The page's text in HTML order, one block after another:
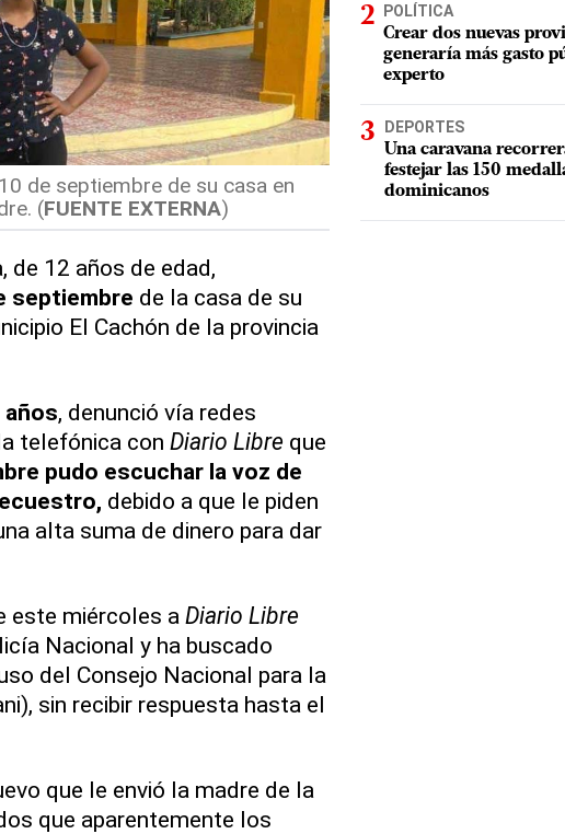
de septiembre de su casa en
(FUENTE EXTERNA)
de 12 años de edad,
septiembre de la casa de su
El Cachón de la provincia
años, denunció vía redes
telefónica con Diario Libre que
pudo escuchar la voz de
debido a que le piden
alta suma de dinero para dar
este miércoles a Diario Libre
Nacional y ha buscado
del Consejo Nacional para la
sin recibir respuesta hasta el
que le envió la madre de la
que aparentemente los
POLÍTICA
Crear dos nuevas
generaría más gasto
experto
DEPORTES
Una caravana
festejar las 150
dominicanos